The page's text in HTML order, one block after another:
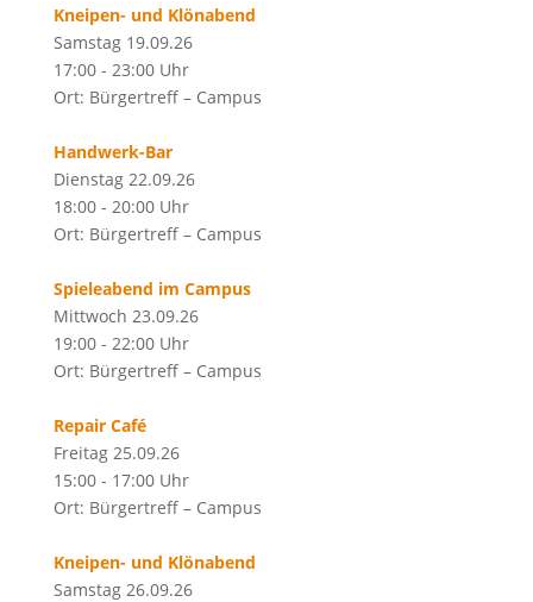
Kneipen- und Klönabend
Samstag 19.09.26
17:00 - 23:00 Uhr
Ort: Bürgertreff – Campus
Handwerk-Bar
Dienstag 22.09.26
18:00 - 20:00 Uhr
Ort: Bürgertreff – Campus
Spieleabend im Campus
Mittwoch 23.09.26
19:00 - 22:00 Uhr
Ort: Bürgertreff – Campus
Repair Café
Freitag 25.09.26
15:00 - 17:00 Uhr
Ort: Bürgertreff – Campus
Kneipen- und Klönabend
Samstag 26.09.26